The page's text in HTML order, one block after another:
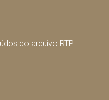
do arquivo RTP